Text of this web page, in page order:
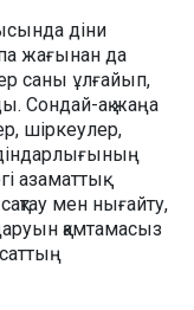
діни
жағынан да
саны ұлғайып,
Сондай-ақ жаңа
шіркеулер,
азаматтық
мен нығайту,
қамтамасыз